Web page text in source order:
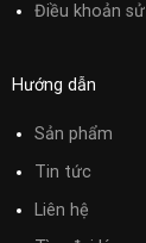
Điều khoản sử
Hướng dẫn
Sản phẩm
Tin tức
Liên hệ